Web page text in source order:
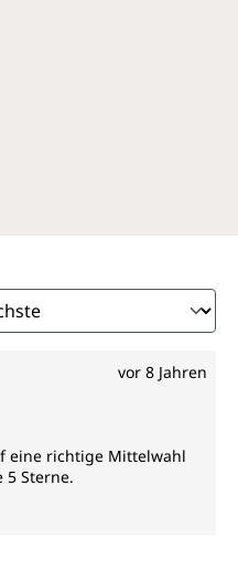
vor 8 Jahren
eine richtige Mittelwahl
Sterne.